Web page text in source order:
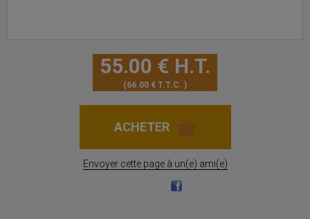
55.00 € H.T.
66.00 € T.T.C.
Envoyer cette page à un(e) ami(e)